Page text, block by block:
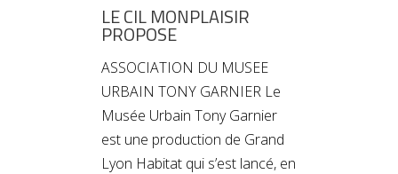
LE CIL MONPLAISIR
PROPOSE
ASSOCIATION DU MUSEE
URBAIN TONY GARNIER Le
Musée Urbain Tony Garnier
est une production de Grand
Lyon Habitat qui s’est lancé, en